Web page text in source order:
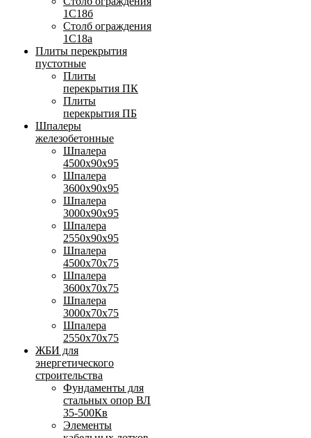
1С18б
Столб ограждения
1С18а
Плиты перекрытия
пустотные
Плиты
перекрытия ПК
Плиты
перекрытия ПБ
Шпалеры
железобетонные
Шпалера
4500х90х95
Шпалера
3600х90х95
Шпалера
3000х90х95
Шпалера
2550х90х95
Шпалера
4500х70х75
Шпалера
3600х70х75
Шпалера
3000х70х75
Шпалера
2550х70х75
ЖБИ для
энергетического
строительства
Фундаменты для
стальных опор ВЛ
35-500Кв
Элементы